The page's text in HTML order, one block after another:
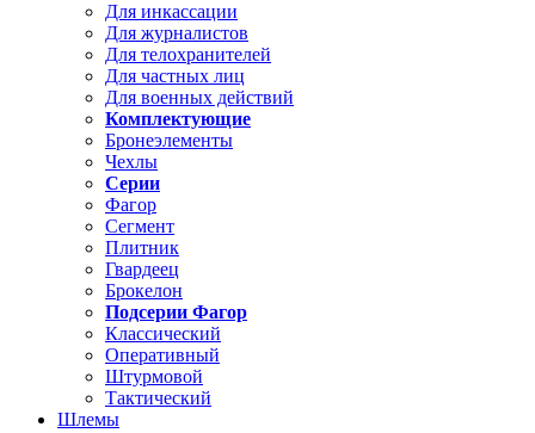
Для инкассации
Для журналистов
Для телохранителей
Для частных лиц
Для военных действий
Комплектующие
Бронеэлементы
Чехлы
Серии
Фагор
Сегмент
Плитник
Гвардеец
Брокелон
Подсерии Фагор
Классический
Оперативный
Штурмовой
Тактический
Шлемы